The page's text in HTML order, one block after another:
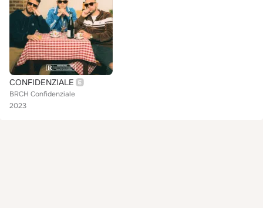
CONFIDENZIALE
BRCH Confidenziale
2023